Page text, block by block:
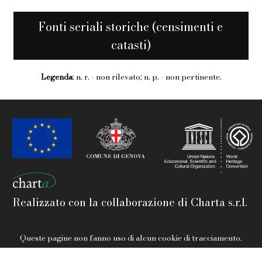
Fonti seriali storiche (censimenti e
catasti)
Legenda: n. r. - non rilevato; n. p. - non pertinente.
Realizzato con la collaborazione di Charta s.r.l.
Queste pagine non fanno uso di alcun cookie di tracciamento.